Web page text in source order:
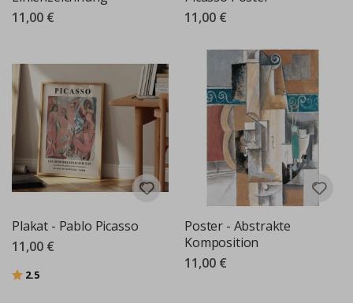
11,00 €
11,00 €
Plakat - Pablo Picasso
11,00 €
Bewertung:
2.5
Poster - Abstrakte
Komposition
11,00 €